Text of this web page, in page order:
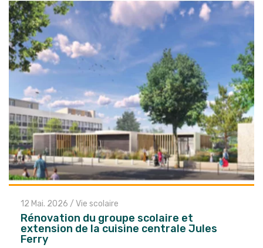
12 Mai. 2026 / Vie scolaire
Rénovation du groupe scolaire et
extension de la cuisine centrale Jules
Ferry